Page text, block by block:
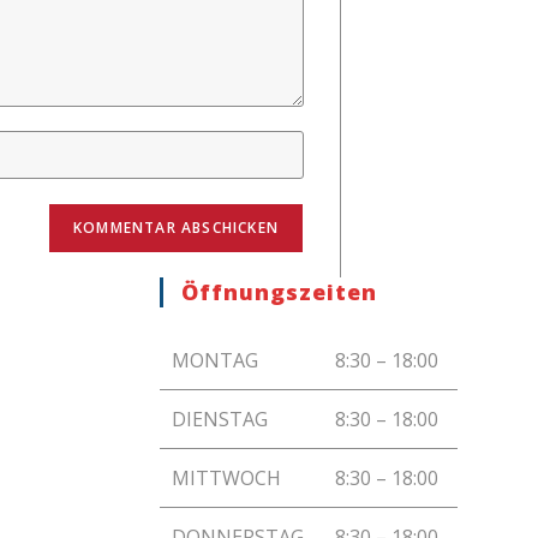
Öffnungszeiten
MONTAG 8:30 – 18:00
DIENSTAG 8:30 – 18:00
MITTWOCH 8:30 – 18:00